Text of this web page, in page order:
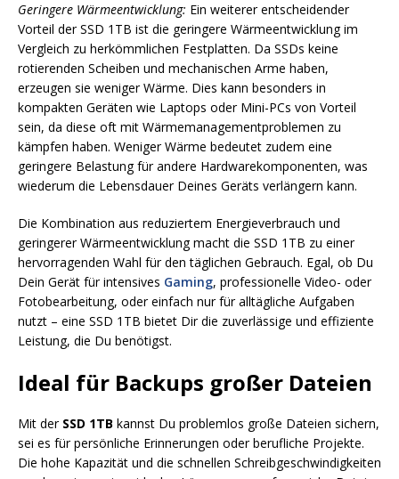
Geringere Wärmeentwicklung: Ein weiterer entscheidender
Vorteil der SSD 1TB ist die geringere Wärmeentwicklung im
Vergleich zu herkömmlichen Festplatten. Da SSDs keine
rotierenden Scheiben und mechanischen Arme haben,
erzeugen sie weniger Wärme. Dies kann besonders in
kompakten Geräten wie Laptops oder Mini-PCs von Vorteil
sein, da diese oft mit Wärmemanagementproblemen zu
kämpfen haben. Weniger Wärme bedeutet zudem eine
geringere Belastung für andere Hardwarekomponenten, was
wiederum die Lebensdauer Deines Geräts verlängern kann.
Die Kombination aus reduziertem Energieverbrauch und
geringerer Wärmeentwicklung macht die SSD 1TB zu einer
hervorragenden Wahl für den täglichen Gebrauch. Egal, ob Du
Dein Gerät für intensives Gaming, professionelle Video- oder
Fotobearbeitung, oder einfach nur für alltägliche Aufgaben
nutzt – eine SSD 1TB bietet Dir die zuverlässige und effiziente
Leistung, die Du benötigst.
Ideal für Backups großer Dateien
Mit der SSD 1TB kannst Du problemlos große Dateien sichern,
sei es für persönliche Erinnerungen oder berufliche Projekte.
Die hohe Kapazität und die schnellen Schreibgeschwindigkeiten